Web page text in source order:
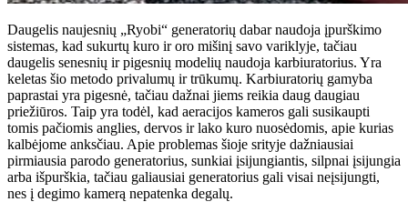
Daugelis naujesnių „Ryobi“ generatorių dabar naudoja įpurškimo
sistemas, kad sukurtų kuro ir oro mišinį savo variklyje, tačiau
daugelis senesnių ir pigesnių modelių naudoja karbiuratorius. Yra
keletas šio metodo privalumų ir trūkumų. Karbiuratorių gamyba
paprastai yra pigesnė, tačiau dažnai jiems reikia daug daugiau
priežiūros. Taip yra todėl, kad aeracijos kameros gali susikaupti
tomis pačiomis anglies, dervos ir lako kuro nuosėdomis, apie kurias
kalbėjome anksčiau. Apie problemas šioje srityje dažniausiai
pirmiausia parodo generatorius, sunkiai įsijungiantis, silpnai įsijungia
arba išpurškia, tačiau galiausiai generatorius gali visai neįsijungti,
nes į degimo kamerą nepatenka degalų.